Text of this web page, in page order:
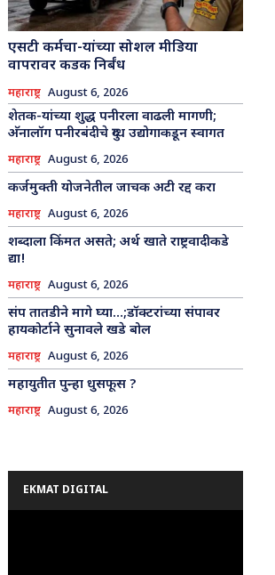
एसटी कर्मचा-यांच्या सोशल मीडिया
वापरावर कडक निर्बंध
महाराष्ट्र August 6, 2026
शेतक-यांच्या शुद्ध पनीरला वाढली मागणी;
अ‍ॅनालॉग पनीरबंदीचे दुग्ध उद्योगाकडून स्वागत
महाराष्ट्र August 6, 2026
कर्जमुक्ती योजनेतील जाचक अटी रद्द करा
महाराष्ट्र August 6, 2026
शब्दाला किंमत असते; अर्थ खाते राष्ट्रवादीकडे
द्या!
महाराष्ट्र August 6, 2026
संप तातडीने मागे घ्या…;डॉक्टरांच्या संपावर
हायकोर्टाने सुनावले खडे बोल
महाराष्ट्र August 6, 2026
महायुतीत पुन्हा धुसफूस ?
महाराष्ट्र August 6, 2026
EKMAT DIGITAL